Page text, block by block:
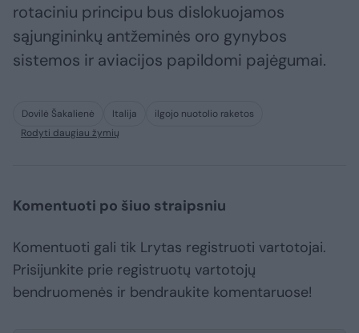
rotaciniu principu bus dislokuojamos
sąjungininkų antžeminės oro gynybos
sistemos ir aviacijos papildomi pajėgumai.
Dovilė Šakalienė Italija
ilgojo nuotolio raketos
Rodyti daugiau žymių
Komentuoti po šiuo straipsniu
Komentuoti gali tik Lrytas registruoti vartotojai.
Prisijunkite prie registruotų vartotojų
bendruomenės ir bendraukite komentaruose!